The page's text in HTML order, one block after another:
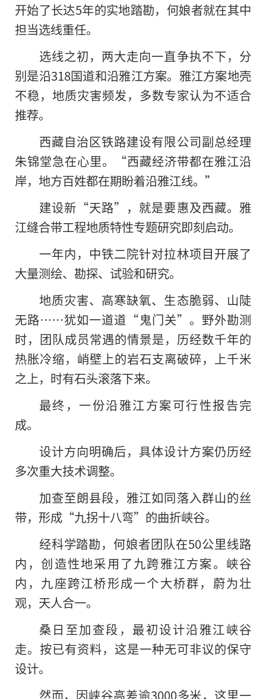
开始了长达5年的实地踏勘，何娘者就在其中
担当选线重任。
选线之初，两大走向一直争执不下，分
别是沿318国道和沿雅江方案。雅江方案地壳
不稳，地质灾害频发，多数专家认为不适合
推荐。
西藏自治区铁路建设有限公司副总经理
朱锦堂急在心里。“西藏经济带都在雅江沿
岸，地方百姓都在期盼着沿雅江线。”
建设新“天路”，就是要惠及西藏。雅
江缝合带工程地质特性专题研究即刻启动。
一年内，中铁二院针对拉林项目开展了
大量测绘、勘探、试验和研究。
地质灾害、高寒缺氧、生态脆弱、山陡
无路……犹如一道道“鬼门关”。野外勘测
时，团队成员常遇的情景是，历经数千年的
热胀冷缩，峭壁上的岩石支离破碎，上千米
之上，时有石头滚落下来。
最终，一份沿雅江方案可行性报告完
成。
设计方向明确后，具体设计方案仍历经
多次重大技术调整。
加查至朗县段，雅江如同落入群山的丝
带，形成“九拐十八弯”的曲折峡谷。
经科学踏勘，何娘者团队在50公里线路
内，创造性地采用了九跨雅江方案。峡谷
内，九座跨江桥形成一个大桥群，蔚为壮
观，天人合一。
桑日至加查段，最初设计沿雅江峡谷
走。按已有资料，这是一种无可非议的保守
设计。
然而，因峡谷高差逾3000多米，这里一